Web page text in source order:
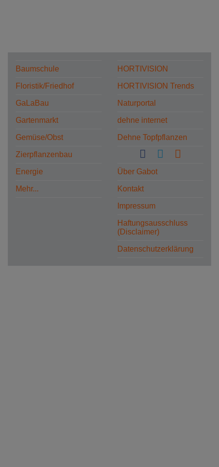
Baumschule
Floristik/Friedhof
GaLaBau
Gartenmarkt
Gemüse/Obst
Zierpflanzenbau
Energie
Mehr...
HORTIVISION
HORTIVISION Trends
Naturportal
dehne internet
Dehne Topfpflanzen
Über Gabot
Kontakt
Impressum
Haftungsausschluss
(Disclaimer)
Datenschutzerklärung